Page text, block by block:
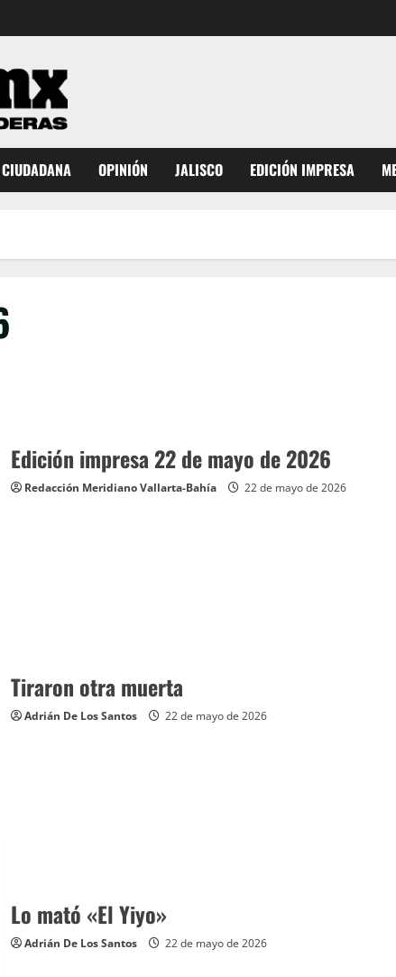
OPINIÓN JALISCO EDICIÓN IMPRESA
Edición impresa 22 de mayo de 2026
Redacción Meridiano Vallarta-Bahía 22 de mayo de 2026
Tiraron otra muerta
Adrián De Los Santos 22 de mayo de 2026
Lo mató «El Yiyo»
Adrián De Los Santos 22 de mayo de 2026